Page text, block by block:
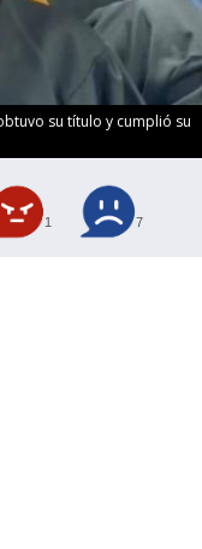
su título y cumplió su
1 7